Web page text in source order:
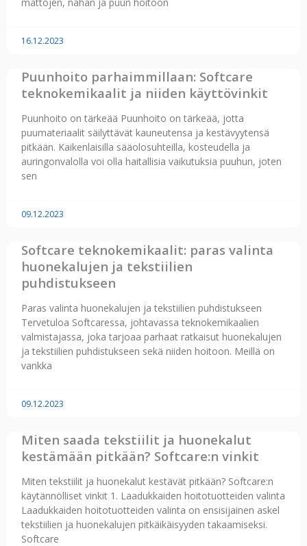
16.12.2023
Puunhoito parhaimmillaan: Softcare
teknokemikaalit ja niiden käyttövinkit
Puunhoito on tärkeää Puunhoito on tärkeää, jotta
puumateriaalit säilyttävät kauneutensa ja kestävyytensä
pitkään. Kaikenlaisilla sääolosuhteilla, kosteudella ja
auringonvalolla voi olla haitallisia vaikutuksia puuhun, joten
sen
09.12.2023
Softcare teknokemikaalit: paras valinta
huonekalujen ja tekstiilien
puhdistukseen
Paras valinta huonekalujen ja tekstiilien puhdistukseen
Tervetuloa Softcaressa, johtavassa teknokemikaalien
valmistajassa, joka tarjoaa parhaat ratkaisut huonekalujen
ja tekstiilien puhdistukseen sekä niiden hoitoon. Meillä on
vankka
09.12.2023
Miten saada tekstiilit ja huonekalut
kestämään pitkään? Softcare:n vinkit
Miten tekstiilit ja huonekalut kestävät pitkään? Softcare:n
käytännölliset vinkit 1. Laadukkaiden hoitotuotteiden valinta
Laadukkaiden hoitotuotteiden valinta on ensisijainen askel
tekstiilien ja huonekalujen pitkäikäisyyden takaamiseksi.
Softcare